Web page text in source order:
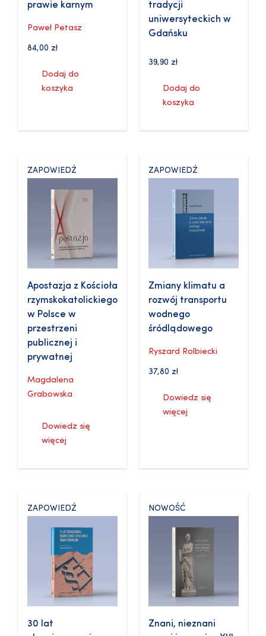
prawie karnym
Paweł Petasz
84,00 zł
Dodaj do
koszyka
tradycji
uniwersyteckich w
Gdańsku
39,90 zł
Dodaj do
koszyka
ZAPOWIEDŹ
Apostazja z Kościoła
rzymskokatolickiego
w Polsce w
przestrzeni
publicznej i
prywatnej
Magdalena
Grabowska
Dowiedz się
więcej
ZAPOWIEDŹ
Zmiany klimatu a
rozwój transportu
wodnego
śródlądowego
Ryszard Rolbiecki
37,80 zł
Dowiedz się
więcej
ZAPOWIEDŹ
30 lat
NOWOŚĆ
Znani, nieznani